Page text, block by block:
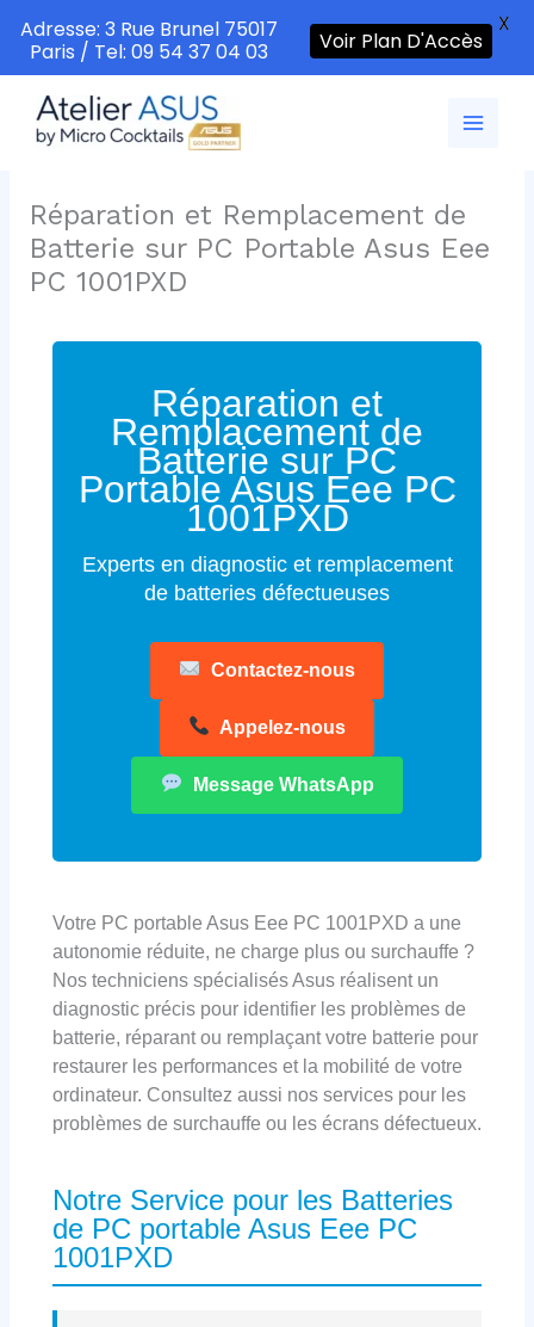
contenu
Réparation et Remplacement de
Batterie sur PC Portable Asus Eee
PC 1001PXD
Réparation et
Remplacement de
Batterie sur PC
Portable Asus Eee PC
1001PXD
Experts en diagnostic et remplacement
de batteries défectueuses
Contactez-nous
Appelez-nous
Message WhatsApp
Votre PC portable Asus Eee PC 1001PXD a une
autonomie réduite, ne charge plus ou surchauffe ?
Nos techniciens spécialisés Asus réalisent un
diagnostic précis pour identifier les problèmes de
batterie, réparant ou remplaçant votre batterie pour
restaurer les performances et la mobilité de votre
ordinateur. Consultez aussi nos services pour les
problèmes de surchauffe ou les écrans défectueux.
Notre Service pour les Batteries
de PC portable Asus Eee PC
1001PXD
Adresse: 3 Rue Brunel 75017
Paris / Tel: 09 54 37 04 03
Voir Plan D'Accès
X